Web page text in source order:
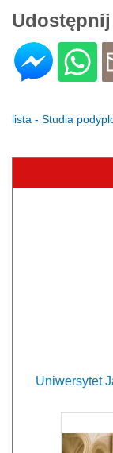
Udostępnij
lista - Studia
Uniwersytet